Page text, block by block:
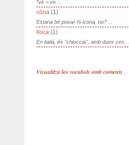
*vé > ve ...
còna (1)
Estaria bé posar-hi icona, no? ...
lloca (1)
En italià, és "chioccia", amb dues ces. ...
Visualitza los vocabols amb coments